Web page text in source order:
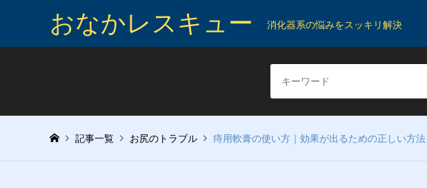
おなかレスキュー 消化器系の悩みをスッキリ解決
記事一覧 お尻のトラブル 痔用軟膏の使い方｜効果が出るための正しい方